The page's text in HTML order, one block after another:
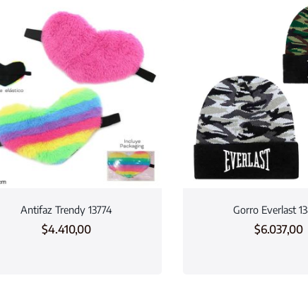
Antifaz Trendy 13774
$4.410,00
Gorro Everlast
$6.037,00